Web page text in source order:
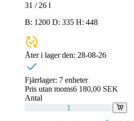
31 / 26 l
B: 1200 D: 335 H: 448
Åter i lager den: 28-08-26
Fjärrlager: 7 enheter
Pris utan moms6 180,00 SEK
Antal